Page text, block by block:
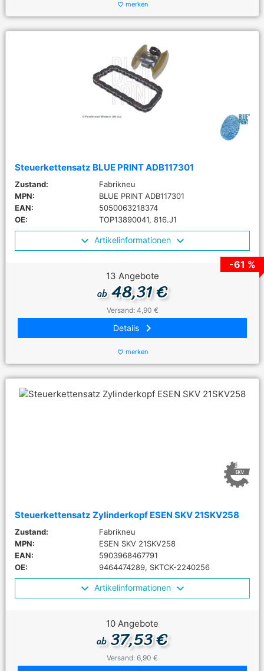
favorite_border merken
Steuerkettensatz BLUE PRINT ADB117301
Zustand:
Fabrikneu
MPN:
BLUE PRINT ADB117301
EAN:
5050063218374
OE:
TOP13890041, 816.J1
Artikelinformationen
-61 %
13 Angebote
ab48,31 €
Versand: 4,90 €
Details keyboard_arrow_right
favorite_border merken
Steuerkettensatz Zylinderkopf ESEN SKV 21SKV258
Zustand:
Fabrikneu
MPN:
ESEN SKV 21SKV258
EAN:
5903968467791
OE:
9464474289, SKTCK-2240256
Artikelinformationen
10 Angebote
ab37,53 €
Versand: 6,90 €